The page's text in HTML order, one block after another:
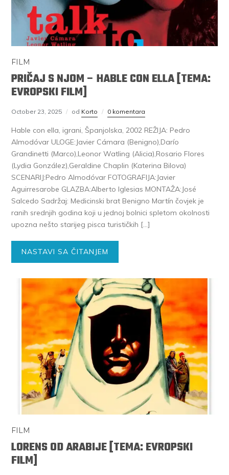
FILM
PRIČAJ S NJOM – HABLE CON ELLA [TEMA:
EVROPSKI FILM]
October 23, 2025 od Korto 0 komentara
Hable con ella, igrani, Španjolska, 2002 REŽIJA: Pedro
Almodóvar ULOGE:Javier Cámara (Benigno),Darío
Grandinetti (Marco),Leonor Watling (Alicia),Rosario Flores
(Lydia González),Geraldine Chaplin (Katerina Bilova)
SCENARIJ:Pedro Almodóvar FOTOGRAFIJA:Javier
Aguirresarobe GLAZBA:Alberto Iglesias MONTAŽA:José
Salcedo Sadržaj: Medicinski brat Benigno Martín čovjek je
ranih srednjih godina koji u jednoj bolnici spletom okolnosti
upozna nešto starijeg pisca turističkih […]
NASTAVI SA ČITANJEM
FILM
LORENS OD ARABIJE [TEMA: EVROPSKI
FILM]